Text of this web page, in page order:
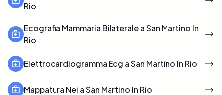
Rio
Ecografia Mammaria Bilaterale a San Martino In
Rio
Elettrocardiogramma Ecg a San Martino In Rio
Mappatura Nei a San Martino In Rio